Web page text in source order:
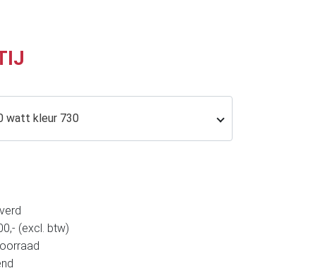
watt kleur 730
(excl. btw)